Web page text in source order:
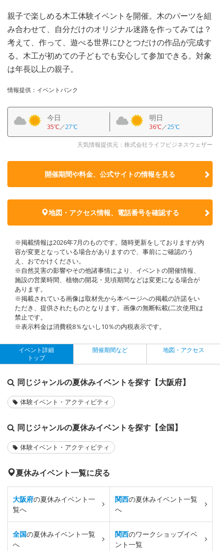
親子で楽しめる木工体験イベントを開催。木のパーツを組
み合わせて、自分だけのオリジナル迷路を作ってみては？
考えて、作って、遊べる世界にひとつだけの作品が完成す
る。木工が初めての子どもでも安心して参加できる。対象
は年長以上の親子。
情報提供：イベントバンク
今日
35℃／27℃
明日
36℃／25℃
天気情報提供元：株式会社ライフビジネスウェザー
開催期間や料金、公式サイトの情報を見る
地図・アクセス情報、電話番号を確認する
※掲載情報は2026年7月のものです。随時更新をしておりますが内
容が変更となっている場合がありますので、事前にご確認のう
え、おでかけください。
※自然災害の影響やその他諸事情により、イベントの開催情報、
施設の営業時間、植物の開花・見頃期間などは変更になる場合が
あります。
※掲載されている画像は取材先から本ページへの掲載の許諾をい
ただき、提供されたものとなります。画像の無断転載(二次使用)は
禁止です。
※表示料金は消費税8％ないし10％の内税表示です。
イベント詳細
トップ
開催期間など 地図・アクセス
同じジャンルの夏休みイベントを探す【大阪府】
体験イベント・アクティビティ
同じジャンルの夏休みイベントを探す【全国】
体験イベント・アクティビティ
夏休みイベント一覧に戻る
大阪府の夏休みイベント一
覧へ
関西の夏休みイベント一覧
へ
全国の夏休みイベント一覧
へ
関西のワークショップイベ
ント一覧